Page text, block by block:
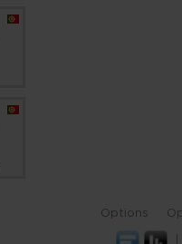
Options